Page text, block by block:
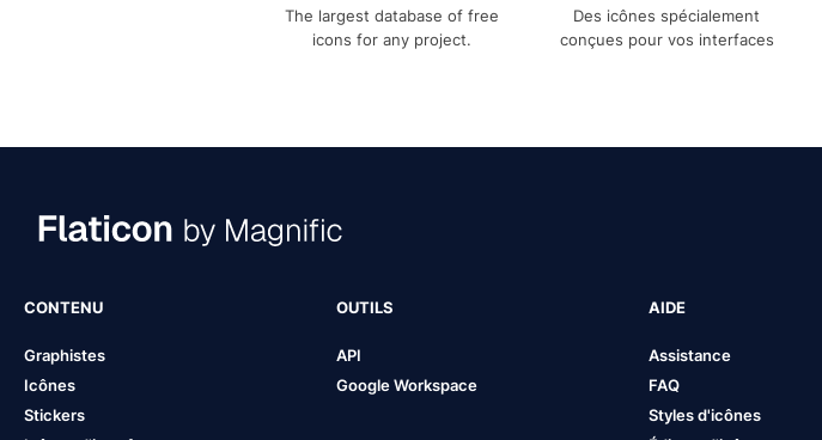
The largest database of free
icons for any project.
Des icônes spécialement
conçues pour vos interfaces
CONTENU
Graphistes
Icônes
Stickers
OUTILS
API
Google Workspace
AIDE
Assistance
FAQ
Styles d'icônes